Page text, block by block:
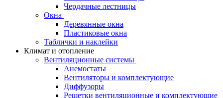
Чердачные лестницы
Окна
Деревянные окна
Пластиковые окна
Таблички и наклейки
Климат и отопление
Вентиляционные системы
Анемостаты
Вентиляторы и комплектующие
Диффузоры
Решетки вентиляционные и комплектующие